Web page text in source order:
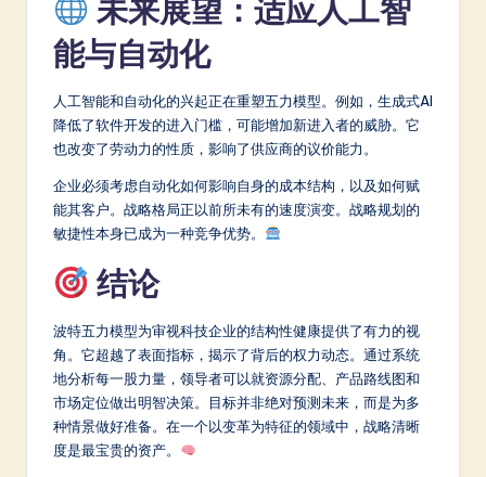
未来展望：适应人工智
能与自动化
人工智能和自动化的兴起正在重塑五力模型。例如，生成式AI
降低了软件开发的进入门槛，可能增加新进入者的威胁。它
也改变了劳动力的性质，影响了供应商的议价能力。
企业必须考虑自动化如何影响自身的成本结构，以及如何赋
能其客户。战略格局正以前所未有的速度演变。战略规划的
敏捷性本身已成为一种竞争优势。
结论
波特五力模型为审视科技企业的结构性健康提供了有力的视
角。它超越了表面指标，揭示了背后的权力动态。通过系统
地分析每一股力量，领导者可以就资源分配、产品路线图和
市场定位做出明智决策。目标并非绝对预测未来，而是为多
种情景做好准备。在一个以变革为特征的领域中，战略清晰
度是最宝贵的资产。